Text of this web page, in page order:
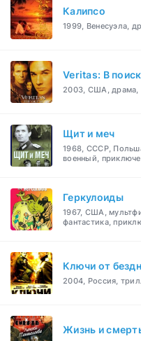
Калипсо
1999, Венесуэла,
Veritas: В
2003, США, драма,
Щит и меч
1968, СССР,
военный,
Геркулоиды
1967, США,
фантастика,
Ключи от
2004, Россия,
Жизнь и